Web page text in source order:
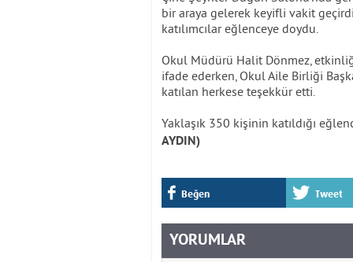
bir araya gelerek keyifli vakit
katılımcılar eğlenceye doydu.
Okul Müdürü Halit Dönmez,
ifade ederken, Okul Aile Birliği
katılan herkese teşekkür etti.
Yaklaşık 350 kişinin katıldığı
AYDIN)
Beğen Tweet
YORUMLAR